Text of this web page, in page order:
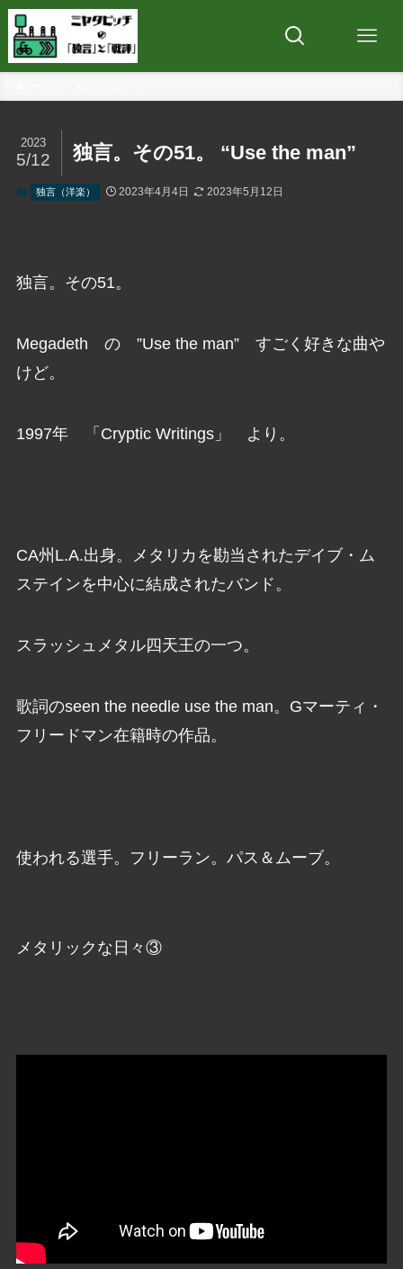
独言。その51。 “Use the man”
2023
5/12
独言（洋楽） 2023年4月4日 2023年5月12日
独言。その51。
Megadeth の ”Use the man” すごく好きな曲や
けど。
1997年 「Cryptic Writings」 より。
CA州L.A.出身。メタリカを勘当されたデイブ・ム
ステインを中心に結成されたバンド。
スラッシュメタル四天王の一つ。
歌詞のseen the needle use the man。Gマーティ・
フリードマン在籍時の作品。
使われる選手。フリーラン。パス＆ムーブ。
メタリックな日々③